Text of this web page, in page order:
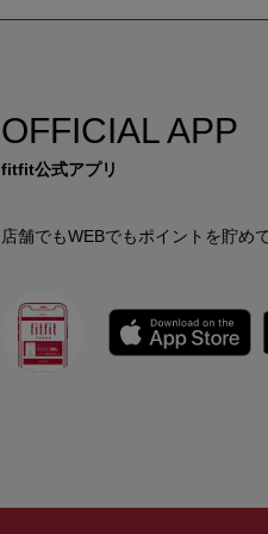
OFFICIAL APP
fitfit公式アプリ
店舗でもWEBでもポイントを貯め